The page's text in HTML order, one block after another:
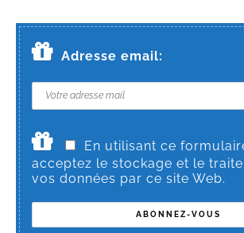
Adresse email:
En utilisant ce
acceptez le stockage et le
vos données par ce site Web.